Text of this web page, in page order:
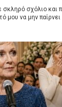
σκληρό σχόλιο και
μου να μην παίρνει